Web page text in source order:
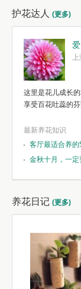
护花达人 (更多)
这里是花儿成长
享受百花吐蕊的
最新养花知识
客厅最适合养
金秋十月，一
养花日记 (更多)